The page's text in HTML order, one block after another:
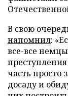
В свою
напомнил:
все-все
часть просто
досаду и